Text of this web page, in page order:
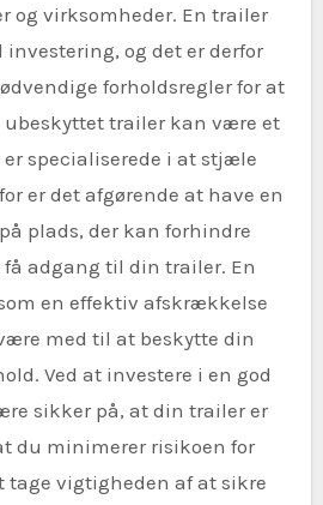
og virksomheder. En trailer
og det er derfor
forholdsregler for at
ubeskyttet trailer kan være et
er specialiserede i at stjæle
er det afgørende at have en
plads, der kan forhindre
adgang til din trailer. En
en effektiv afskrækkelse
med til at beskytte din
Ved at investere i en god
sikker på, at din trailer er
du minimerer risikoen for
tage vigtigheden af at sikre